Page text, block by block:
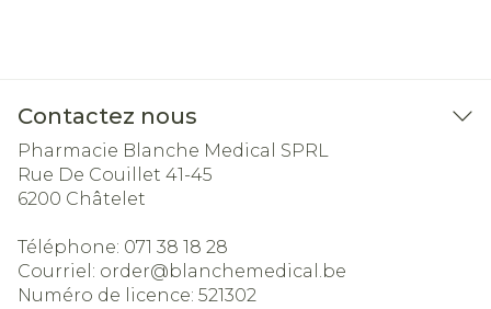
Contactez nous
Pharmacie Blanche Medical SPRL
Rue De Couillet 41-45
6200 Châtelet
Téléphone: 071 38 18 28
Courriel: order@blanchemedical.be
Numéro de licence: 521302